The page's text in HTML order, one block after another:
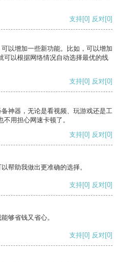
支持[0] 反对[0]
以增加一些新功能。比如，可以增加
可以根据网络情况自动选择最优的线
支持[0] 反对[0]
神器，无论是看视频、玩游戏还是工
用担心网速卡顿了。
支持[0] 反对[0]
帮助我做出更准确的选择。
支持[0] 反对[0]
够省钱又省心。
支持[0] 反对[0]